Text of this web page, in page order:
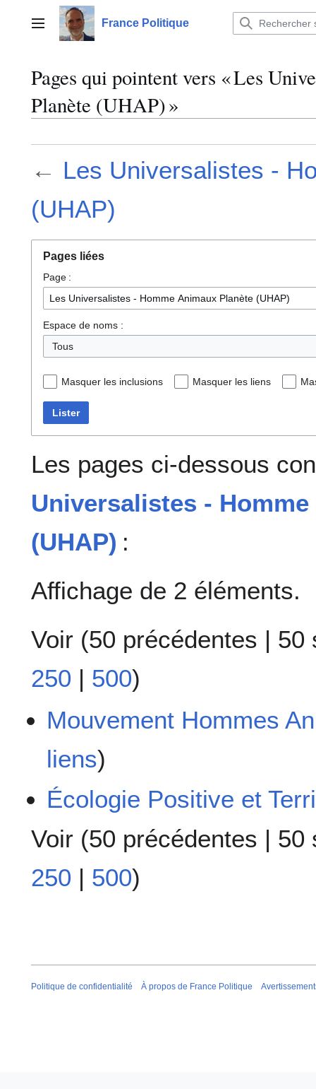
contenuMenu principalFrance Politique
Pages qui pointent vers « Les
Planète (UHAP) »
← Les Universalistes -
(UHAP)
Pages liées
Page :
Espace de noms :
Tous
Masquer les inclusions Masquer les liens
Lister
Les pages ci-dessous
Universalistes -
(UHAP) :
Affichage de 2 éléments.
Voir (50 précédentes | 50
250 | 500)
Mouvement Hommes
liens)
Écologie Positive et
Voir (50 précédentes | 50
250 | 500)
Politique de confidentialité À propos de France Politique